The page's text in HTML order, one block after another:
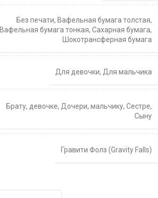
Без печати, Вафельная бумага толстая,
Вафельная бумага тонкая, Сахарная бумага,
Шокотрансферная бумага
Для девочки, Для мальчика
Брату, девочке, Дочери, мальчику, Сестре,
Сыну
Гравити Фолз (Gravity Falls)